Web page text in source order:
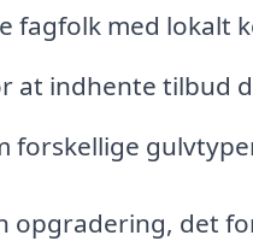
fagfolk med lokalt
at indhente tilbud
forskellige
opgradering, det